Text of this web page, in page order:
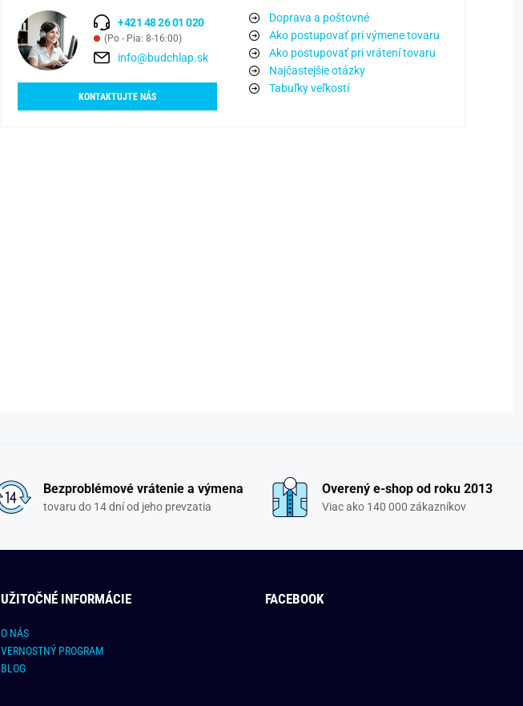
+421 48 26 01 020
(Po - Pia: 8-16:00)
info@budchlap.sk
KONTAKTUJTE NÁS
Doprava a poštovné
Ako postupovať pri výmene tovaru
Ako postupovať pri vrátení tovaru
Najčastejšie otázky
Tabuľky veľkostí
Bezproblémové vrátenie a výmena
tovaru do 14 dní od jeho prevzatia
Overený e-shop od roku 2013
Viac ako 140 000 zákazníkov
UŽITOČNÉ INFORMÁCIE
O NÁS
VERNOSTNÝ PROGRAM
BLOG
FACEBOOK